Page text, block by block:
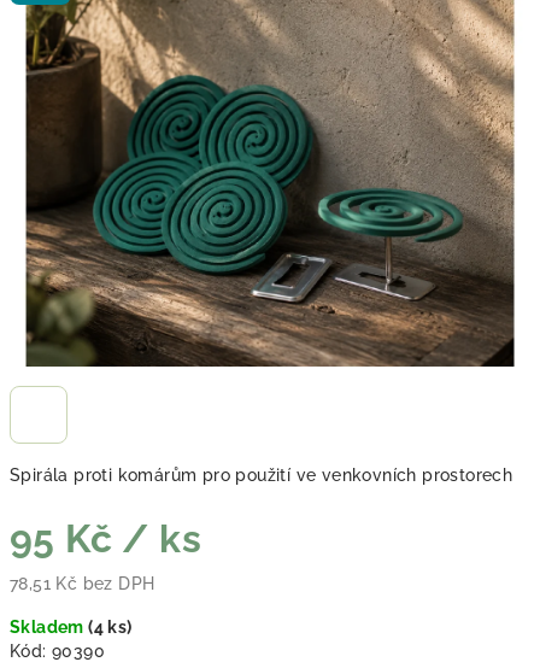
Spirála proti komárům pro použití ve venkovních prostorech
95 Kč / ks
78,51 Kč bez DPH
Skladem(4 ks)
Kód: 90390